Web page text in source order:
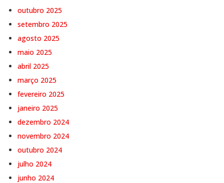
outubro 2025
setembro 2025
agosto 2025
maio 2025
abril 2025
março 2025
fevereiro 2025
janeiro 2025
dezembro 2024
novembro 2024
outubro 2024
julho 2024
junho 2024